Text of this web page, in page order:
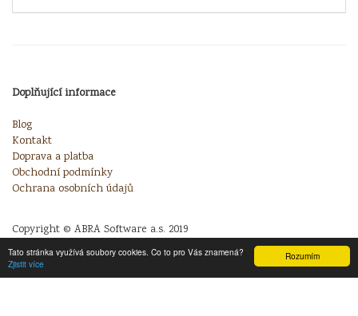
Rozumím
Tato stránka využívá soubory cookies. Co to pro Vás znamená?
Zjistit více
Doplňující informace
Blog
Kontakt
Doprava a platba
Obchodní podmínky
Ochrana osobních údajů
Copyright © ABRA Software a.s. 2019